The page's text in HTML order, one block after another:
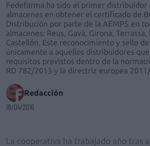
Fedefarma ha sido el primer distribuidor
almacenes en obtener el certificado de
Distribución por parte de la AEMPS en
almacenes: Reus, Gavà, Girona,
Castellón. Este reconocimiento y sello
únicamente a aquellos distribuidores
requisitos previstos dentro de la
RD 782/2013 y la directriz europea
Redacción
18/04/2016
La cooperativa ha trabajado año tras